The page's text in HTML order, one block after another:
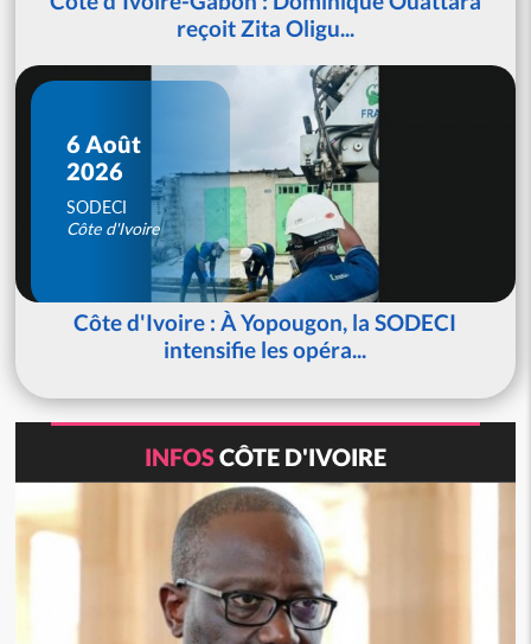
reçoit Zita Oligu...
6 Août
2026
SODECI
Côte d'Ivoire
Côte d'Ivoire : À Yopougon, la SODECI
intensifie les opéra...
INFOSCÔTE D'IVOIRE